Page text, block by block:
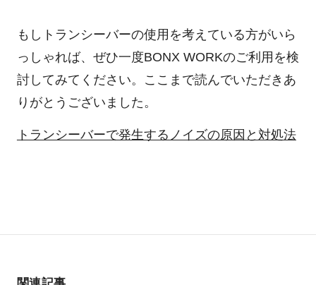
もしトランシーバーの使用を考えている方がいら
っしゃれば、ぜひ一度BONX WORKのご利用を検
討してみてください。ここまで読んでいただきあ
りがとうございました。
トランシーバーで発生するノイズの原因と対処法